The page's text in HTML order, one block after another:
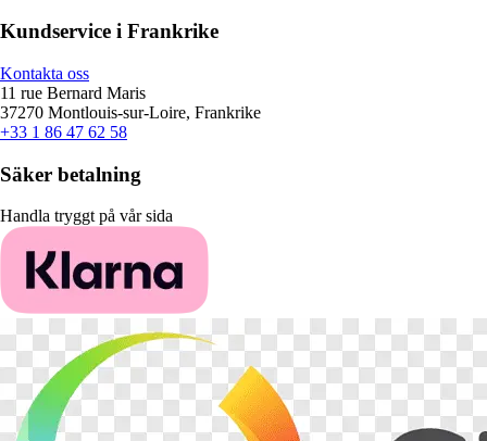
Kundservice i Frankrike
Kontakta oss
11 rue Bernard Maris
37270 Montlouis-sur-Loire, Frankrike
+33 1 86 47 62 58
Säker betalning
Handla tryggt på vår sida